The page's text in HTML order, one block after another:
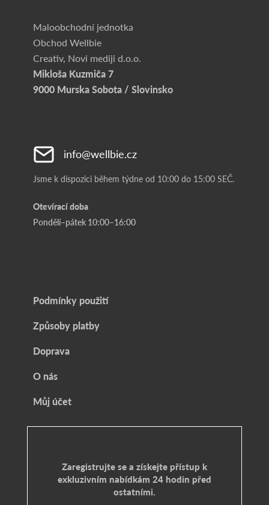
Maloobchodní jednotka
Obchod Wellbie
Creativ, Novi mediji d.o.o.
Mikloša Kuzmiča 7
9000 Murska Sobota / Slovinsko
info@wellbie.cz
Jsme k dispozici během týdne od 10:00 do 15:00 SEČ.
Otevírací doba
Pondělí–pátek 10:00–16:00
Podmínky použití
Způsoby platby
Doprava
O nás
Můj účet
Zaregistrujte se a získejte přístup k
exkluzivním nabídkám 24 hodin před
ostatními.